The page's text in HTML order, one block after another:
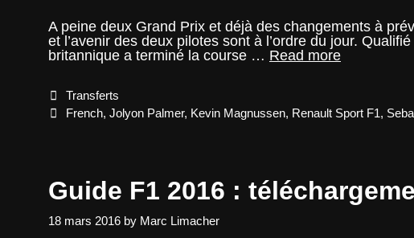
A peine deux Grand Prix et déjà des changements à
et l’avenir des deux pilotes sont à l’ordre du jour.
britannique a terminé la course … Read moreOrage
Categories
Transferts
Tags
French,Jolyon Palmer, Kevin Magnussen, Renault Sport F1,
Guide F1 2016 :
18 mars 2016 by Marc Limacher